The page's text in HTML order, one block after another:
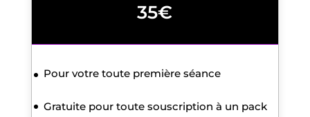
35€
Pour votre toute première séance
Gratuite pour toute souscription à un pack